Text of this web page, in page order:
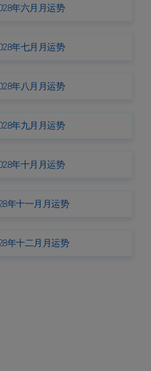
年六月月运势
年七月月运势
年八月月运势
年九月月运势
年十月月运势
年十一月月运势
年十二月月运势